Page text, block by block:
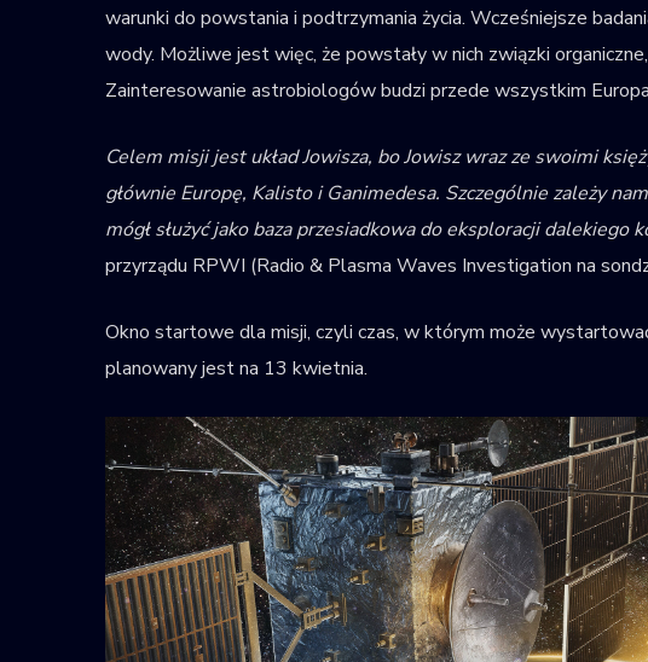
warunki do powstania i podtrzymania życia. Wcześniejsze
wody. Możliwe jest więc, że powstały w nich związki
Zainteresowanie astrobiologów budzi przede wszystkim
Celem misji jest układ Jowisza, bo Jowisz wraz ze swoimi
głównie Europę, Kalisto i Ganimedesa. Szczególnie zależy
mógł służyć jako baza przesiadkowa do eksploracji dalekiego
przyrządu RPWI (Radio & Plasma Waves Investigation na
Okno startowe dla misji, czyli czas, w którym może
planowany jest na 13 kwietnia.